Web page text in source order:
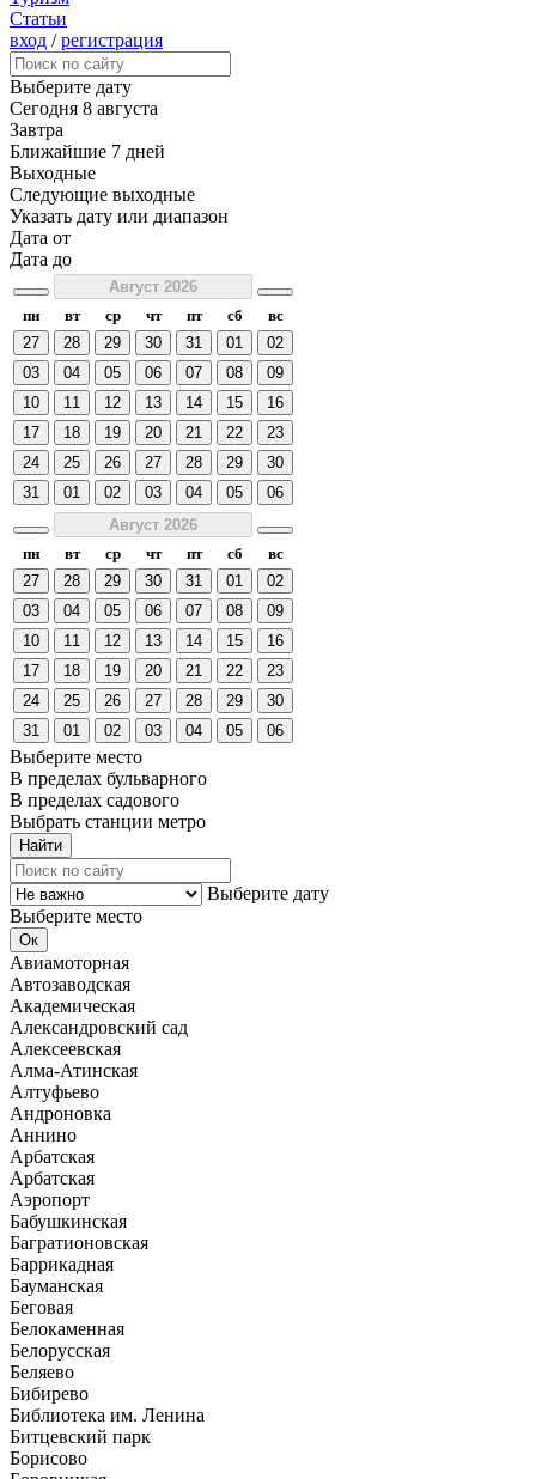
Статьи
вход /регистрация
Выберите дату
Сегодня 8 августа
Завтра
Ближайшие 7 дней
Выходные
Следующие выходные
Указать дату или диапазон
Дата от
Дата до
Август 2026
пн
вт ср чт пт сб
вс
27
28 29 30 31 01
02
03
04 05 06 07 08
09
10
11 12 13 14 15
16
17
18 19 20 21 22
23
24
25 26 27 28 29
30
31
01 02 03 04 05
06
Август 2026
пн
вт ср чт пт сб
вс
27
28 29 30 31 01
02
03
04 05 06 07 08
09
10
11 12 13 14 15
16
17
18 19 20 21 22
23
24
25 26 27 28 29
30
31
01 02 03 04 05 06
Выберите место
В пределах бульварного
В пределах садового
Выбрать станции метро
Выберите дату
Выберите место
Авиамоторная
Автозаводская
Академическая
Александровский сад
Алексеевская
Алма-Атинская
Алтуфьево
Андроновка
Аннино
Арбатская
Арбатская
Аэропорт
Бабушкинская
Багратионовская
Баррикадная
Бауманская
Беговая
Белокаменная
Белорусская
Беляево
Бибирево
Библиотека им. Ленина
Битцевский парк
Борисово